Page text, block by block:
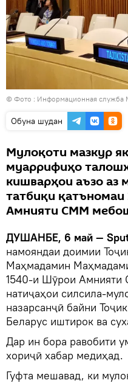
© Фото : Информационная
Обуна шудан
Мулоқоти мазкур
муаррифиҳо
кишварҳои аъзо аз
татбиқи
Амнияти СММ
ДУШАНБЕ, 6 май —
намояндаи доимии
Маҳмадамин
1540-и Шӯрои
натиҷаҳои силсила-
назарсанҷӣ байни
Беларус иштирок ва
Дар ин бора равобити
хориҷӣ хабар медиҳад.
Гуфта мешавад, ки